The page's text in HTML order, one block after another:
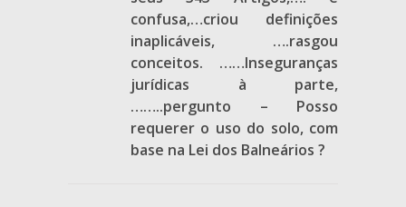
confusa,…criou definições
inaplicáveis, ….rasgou
conceitos. ……Inseguranças
jurídicas à parte,
……..pergunto – Posso
requerer o uso do solo, com
base na Lei dos Balneários ?